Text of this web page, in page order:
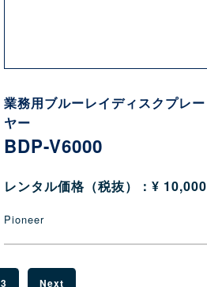
業務用ブルーレイディスクプレー
ヤー
BDP-V6000
レンタル価格（税抜）：¥ 10,000
Pioneer
3 Next